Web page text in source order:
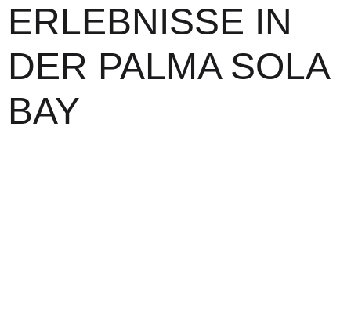
ERLEBNISSE IN
DER PALMA SOLA
BAY